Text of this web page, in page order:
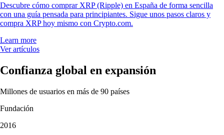
Descubre cómo comprar XRP (Ripple) en España de forma sencilla
con una guía pensada para principiantes. Sigue unos pasos claros y
compra XRP hoy mismo con Crypto.com.
Learn more
Ver artículos
Confianza global en expansión
Millones de usuarios en más de 90 países
Fundación
2016